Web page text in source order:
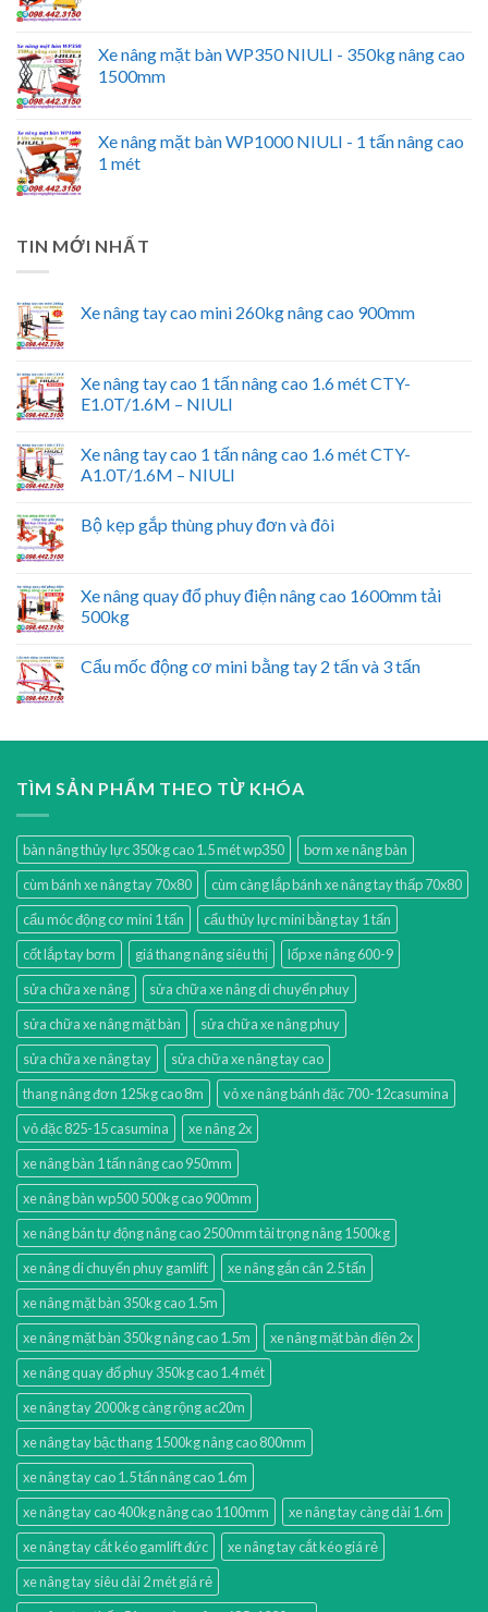
Xe nâng mặt bàn WP350 NIULI - 350kg nâng cao
1500mm
Xe nâng mặt bàn WP1000 NIULI - 1 tấn nâng cao
1 mét
TIN MỚI NHẤT
Xe nâng tay cao mini 260kg nâng cao 900mm
Xe nâng tay cao 1 tấn nâng cao 1.6 mét CTY-
E1.0T/1.6M – NIULI
Xe nâng tay cao 1 tấn nâng cao 1.6 mét CTY-
A1.0T/1.6M – NIULI
Bộ kẹp gắp thùng phuy đơn và đôi
Xe nâng quay đổ phuy điện nâng cao 1600mm tải
500kg
Cẩu mốc động cơ mini bằng tay 2 tấn và 3 tấn
TÌM SẢN PHẨM THEO TỪ KHÓA
bàn nâng thủy lực 350kg cao 1.5 mét wp350
bơm xe nâng bàn
cùm bánh xe nâng tay 70x80
cùm càng lắp bánh xe nâng tay thấp 70x80
cẩu móc động cơ mini 1 tấn
cẩu thủy lực mini bằng tay 1 tấn
cốt lắp tay bơm
giá thang nâng siêu thị
lốp xe nâng 600-9
sửa chữa xe nâng
sửa chữa xe nâng di chuyển phuy
sửa chữa xe nâng mặt bàn
sửa chữa xe nâng phuy
sửa chữa xe nâng tay
sửa chữa xe nâng tay cao
thang nâng đơn 125kg cao 8m
vỏ xe nâng bánh đặc 700-12casumina
vỏ đặc 825-15 casumina
xe nâng 2x
xe nâng bàn 1 tấn nâng cao 950mm
xe nâng bàn wp500 500kg cao 900mm
xe nâng bán tự động nâng cao 2500mm tải trọng nâng 1500kg
xe nâng di chuyển phuy gamlift
xe nâng gắn cân 2.5 tấn
xe nâng mặt bàn 350kg cao 1.5m
xe nâng mặt bàn 350kg nâng cao 1.5m
xe nâng mặt bàn điện 2x
xe nâng quay đổ phuy 350kg cao 1.4 mét
xe nâng tay 2000kg càng rộng ac20m
xe nâng tay bậc thang 1500kg nâng cao 800mm
xe nâng tay cao 1.5 tấn nâng cao 1.6m
xe nâng tay cao 400kg nâng cao 1100mm
xe nâng tay càng dài 1.6m
xe nâng tay cắt kéo gamlift đức
xe nâng tay cắt kéo giá rẻ
xe nâng tay siêu dài 2 mét giá rẻ